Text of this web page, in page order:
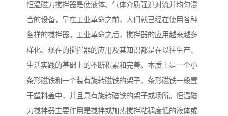
恒温磁力搅拌器是使液体、气体介质强迫对流并均匀混
合的设备，早在工业革命之前，人们就已经在使用各种
各样的搅拌器。工业革命之后，搅拌器的应用越来越多
样化、现在的搅拌器的应用及其知识都是在以往生产、
生活实践的基础上的不断积累和完善。本质上是一个小
条形磁铁和一个装有旋转磁铁的架子，条形磁铁一般置
于塑料盖中，并且具有旋转磁铁的架子或场所。恒温磁
力搅拌器主要作用是搅拌或加热搅拌粘稠度低的液体或